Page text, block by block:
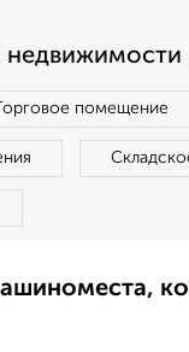
Торговое помещение